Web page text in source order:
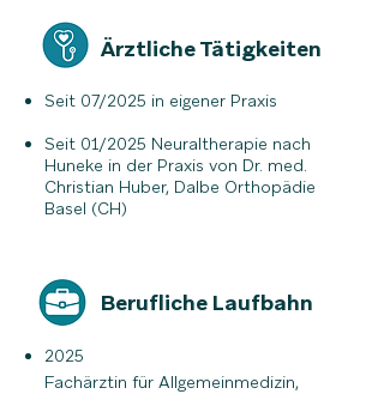
Ärztliche Tätigkeiten
Seit 07/2025 in eigener Praxis
Seit 01/2025 Neuraltherapie nach
Huneke in der Praxis von Dr. med.
Christian Huber, Dalbe Orthopädie
Basel (CH)
Berufliche Laufbahn
2025
Fachärztin für Allgemeinmedizin,